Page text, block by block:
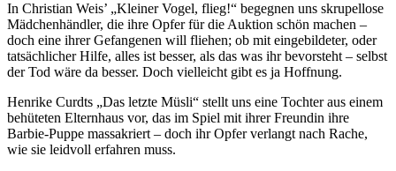
In Christian Weis’ „Kleiner Vogel, flieg!“ begegnen uns skrupellose
Mädchenhändler, die ihre Opfer für die Auktion schön machen –
doch eine ihrer Gefangenen will fliehen; ob mit eingebildeter, oder
tatsächlicher Hilfe, alles ist besser, als das was ihr bevorsteht – selbst
der Tod wäre da besser. Doch vielleicht gibt es ja Hoffnung.
Henrike Curdts „Das letzte Müsli“ stellt uns eine Tochter aus einem
behüteten Elternhaus vor, das im Spiel mit ihrer Freundin ihre
Barbie-Puppe massakriert – doch ihr Opfer verlangt nach Rache,
wie sie leidvoll erfahren muss.